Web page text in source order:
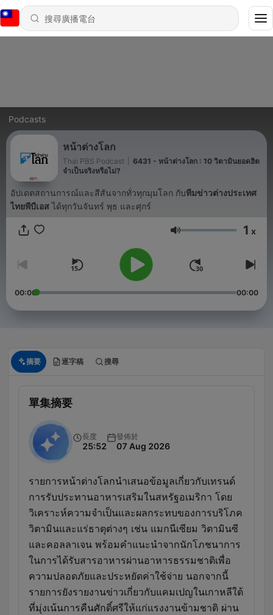
Podcasts
หน้าต่างโลก
Thai PBS Podcast
6431 - หน้าต่างโลก : 10 วิตามินยอดฮิต
จำเป็นจริงหรือไม่?
อัปเดตสถานการณ์และสีสันจากทั่วทุกมุมโลก กับทีมข่าวต่างประเทศ
ไทยพีบีเอสได้ทุกวันจันทร์ พุธ และศุกร์
音量 1 x
00:00 00:00
摘要 逐字稿 搜尋
單集摘要
長度
25:52
發佈於
07 Aug 2026
รายการหน้าต่างโลกนำเสนอข้อมูลเกี่ยวกับเทรนด์
การรับประทานอาหารเสริมในสหรัฐอเมริกา โดย
วิเคราะห์ความจำเป็นและผลกระทบของการบริโภค
วิตามินและแร่ธาตุต่างๆ เช่น แมกนีเซียม วิตามินซี
และคอลลาเจน พร้อมคำแนะนำจากนักโภชนาการ
ในการได้รับสารอาหารผ่านอาหารธรรมชาติเพื่อ
ความปลอดภัยและประหยัดค่าใช้จ่าย นอกจากนี้
รายการยังรายงานข่าวเกี่ยวกับแคมเปญในเกาหลีใต้
ที่มุ่งเน้นการคืนศักดิ์ศรีให้แก่แรงงานข้ามชาติ ผ่าน